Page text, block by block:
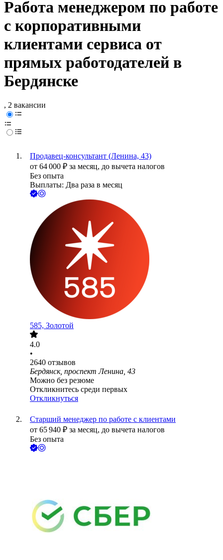
Работа менеджером по работе
с корпоративными
клиентами сервиса от
прямых работодателей в
Бердянске
, 2 вакансии
Продавец-консультант (Ленина, 43)
от 64 000 ₽ за месяц, до вычета налогов
Без опыта
Выплаты: Два раза в месяц
585, Золотой
4.0
•
2640 отзывов
Бердянск, проспект Ленина, 43
Можно без резюме
Откликнитесь среди первых
Откликнуться
Старший менеджер по работе с клиентами
от 65 940 ₽ за месяц, до вычета налогов
Без опыта